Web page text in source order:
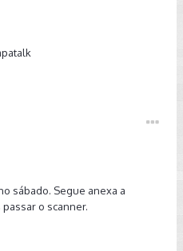
sábado. Segue anexa a
o scanner.